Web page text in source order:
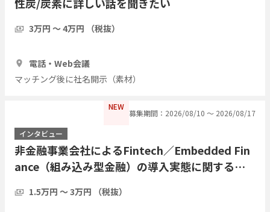
3万円 〜 4万円 （税抜）
電話・Web会議
マッチング後に社名開示（素材）
NEW
募集期間：2026/08/10 〜 2026/08/17
インタビュー
非金融事業会社によるFintech／Embedded Fin
ance（組み込み型金融）の導入実態に関するイ
1.5万円 〜 3万円 （税抜）